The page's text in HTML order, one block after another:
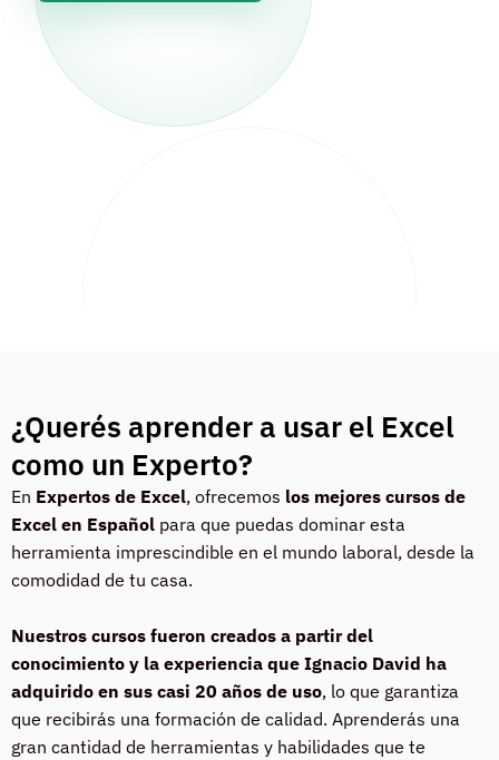
¿Querés aprender a usar el Excel
como un Experto?
En Expertos de Excel, ofrecemos los mejores cursos de
Excel en Español para que puedas dominar esta
herramienta imprescindible en el mundo laboral, desde la
comodidad de tu casa.
Nuestros cursos fueron creados a partir del
conocimiento y la experiencia que Ignacio David ha
adquirido en sus casi 20 años de uso, lo que garantiza
que recibirás una formación de calidad. Aprenderás una
gran cantidad de herramientas y habilidades que te